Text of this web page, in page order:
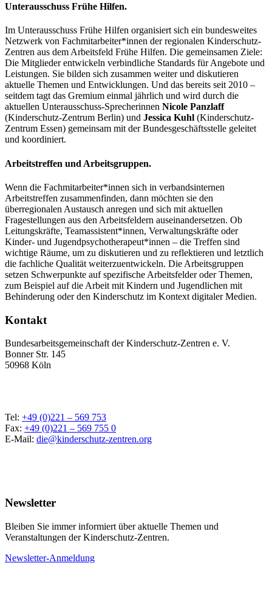
Unterausschuss Frühe Hilfen.
Im Unterausschuss Frühe Hilfen organisiert sich ein bundesweites
Netzwerk von Fachmitarbeiter*innen der regionalen Kinderschutz-
Zentren aus dem Arbeitsfeld Frühe Hilfen. Die gemeinsamen Ziele:
Die Mitglieder entwickeln verbindliche Standards für Angebote und
Leistungen. Sie bilden sich zusammen weiter und diskutieren
aktuelle Themen und Entwicklungen. Und das bereits seit 2010 –
seitdem tagt das Gremium einmal jährlich und wird durch die
aktuellen Unterausschuss-Sprecherinnen Nicole Panzlaff
(Kinderschutz-Zentrum Berlin) und Jessica Kuhl (Kinderschutz-
Zentrum Essen) gemeinsam mit der Bundesgeschäftsstelle geleitet
und koordiniert.
Arbeitstreffen und Arbeitsgruppen.
Wenn die Fachmitarbeiter*innen sich in verbandsinternen
Arbeitstreffen zusammenfinden, dann möchten sie den
überregionalen Austausch anregen und sich mit aktuellen
Fragestellungen aus den Arbeitsfeldern auseinandersetzen. Ob
Leitungskräfte, Teamassistent*innen, Verwaltungskräfte oder
Kinder- und Jugendpsychotherapeut*innen – die Treffen sind
wichtige Räume, um zu diskutieren und zu reflektieren und letztlich
die fachliche Qualität weiterzuentwickeln. Die Arbeitsgruppen
setzen Schwerpunkte auf spezifische Arbeitsfelder oder Themen,
zum Beispiel auf die Arbeit mit Kindern und Jugendlichen mit
Behinderung oder den Kinderschutz im Kontext digitaler Medien.
Kontakt
Bundesarbeitsgemeinschaft der Kinderschutz-Zentren e. V.
Bonner Str. 145
50968 Köln
Tel: +49 (0)221 – 569 753
Fax: +49 (0)221 – 569 755 0
E-Mail: die@kinderschutz-zentren.org
Newsletter
Bleiben Sie immer informiert über aktuelle Themen und
Veranstaltungen der Kinderschutz-Zentren.
Newsletter-Anmeldung